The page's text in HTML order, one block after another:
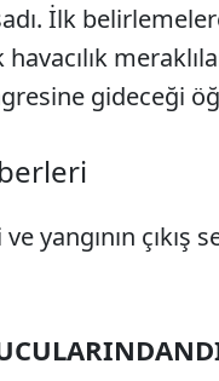
İlk
gideceği
yangının